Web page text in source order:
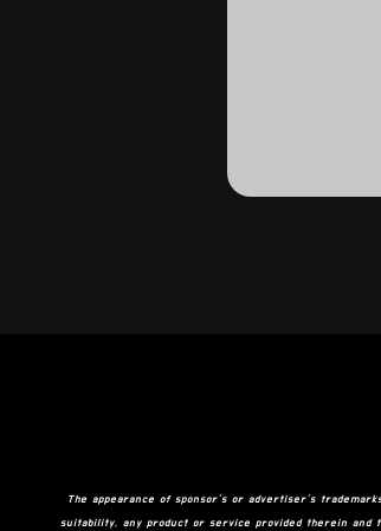
The appearance of sponsor’s or advertiser’s
suitability, any product or service provided therein and